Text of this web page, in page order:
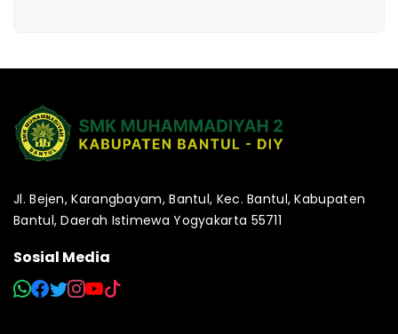
Jl. Bejen, Karangbayam, Bantul, Kec. Bantul, Kabupaten
Bantul, Daerah Istimewa Yogyakarta 55711
Sosial Media